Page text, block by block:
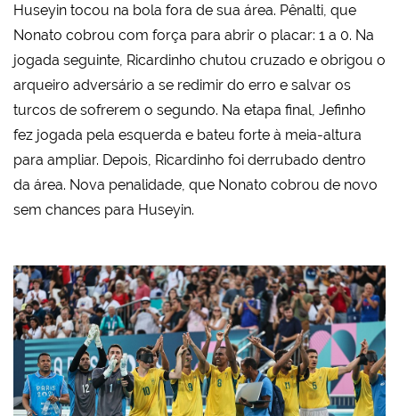
Huseyin tocou na bola fora de sua área. Pênalti, que
Nonato cobrou com força para abrir o placar: 1 a 0. Na
jogada seguinte, Ricardinho chutou cruzado e obrigou o
arqueiro adversário a se redimir do erro e salvar os
turcos de sofrerem o segundo. Na etapa final, Jefinho
fez jogada pela esquerda e bateu forte à meia-altura
para ampliar. Depois, Ricardinho foi derrubado dentro
da área. Nova penalidade, que Nonato cobrou de novo
sem chances para Huseyin.